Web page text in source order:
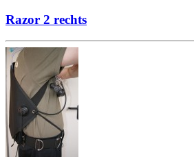
Razor 2 rechts